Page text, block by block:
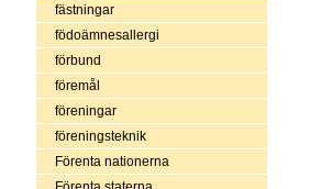
fästningar
födoämnesallergi
förbund
föremål
föreningar
föreningsteknik
Förenta nationerna